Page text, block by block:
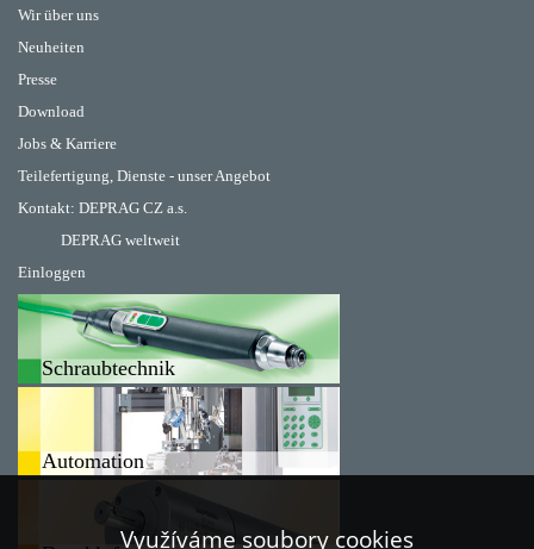
Wir über uns
Neuheiten
Presse
Download
Jobs & Karriere
Teilefertigung, Dienste - unser Angebot
Kontakt: DEPRAG CZ a.s.
DEPRAG weltweit
Einloggen
Schraubtechnik
Automation
Využíváme soubory cookies